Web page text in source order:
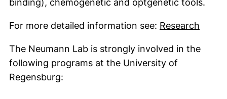
binding), chemogenetic and optgenetic tools.
For more detailed information see: Research
The Neumann Lab is strongly involved in the
following programs at the University of
Regensburg: